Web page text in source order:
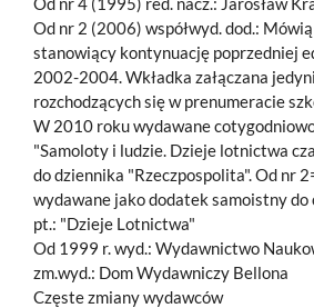
Od nr 2 (2006) współwyd. dod.:
stanowiący kontynuację poprzedniej
2002-2004. Wkładka załączana
rozchodzących się w prenumeracie
W 2010 roku wydawane
"Samoloty i ludzie. Dzieje lotnictwa
do dziennika "Rzeczpospolita". Od nr
wydawane jako dodatek samoistny
pt.: "Dzieje Lotnictwa"
Od 1999 r. wyd.: Wydawnictwo
zm.wyd.: Dom Wydawniczy Bellona
Częste zmiany wydawców